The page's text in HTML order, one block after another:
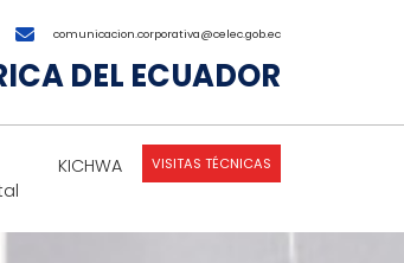
comunicacion.corporativa@celec.gob.ec
DEL ECUADOR
KICHWA VISITAS TÉCNICAS